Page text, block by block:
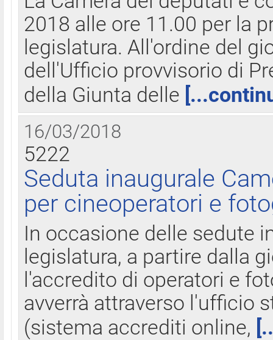
2018 alle ore 11.00 per la
legislatura. All'ordine del
dell'Ufficio provvisorio di
della Giunta delle
16/03/2018
5222
Seduta inaugurale
per cineoperatori e
In occasione delle sedute
legislatura, a partire dalla
l'accredito di operatori e
avverrà attraverso l'ufficio
(sistema accrediti online,